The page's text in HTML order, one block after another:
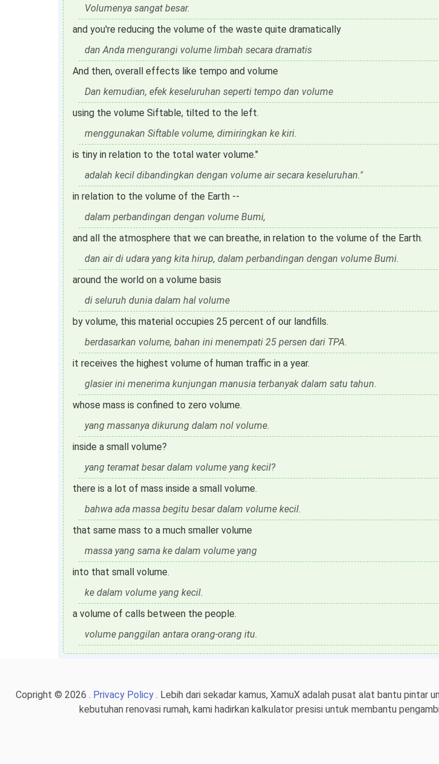
Volumenya sangat besar.
and you're reducing the volume of the waste quite dramatically
dan Anda mengurangi volume limbah secara dramatis
And then, overall effects like tempo and volume
Dan kemudian, efek keseluruhan seperti tempo dan volume
using the volume Siftable, tilted to the left.
menggunakan Siftable volume, dimiringkan ke kiri.
is tiny in relation to the total water volume."
adalah kecil dibandingkan dengan volume air secara keseluruhan."
in relation to the volume of the Earth --
dalam perbandingan dengan volume Bumi,
and all the atmosphere that we can breathe, in relation to the volume of the Earth.
dan air di udara yang kita hirup, dalam perbandingan dengan volume Bumi.
around the world on a volume basis
di seluruh dunia dalam hal volume
by volume, this material occupies 25 percent of our landfills.
berdasarkan volume, bahan ini menempati 25 persen dari TPA.
it receives the highest volume of human traffic in a year.
glasier ini menerima kunjungan manusia terbanyak dalam satu tahun.
whose mass is confined to zero volume.
yang massanya dikurung dalam nol volume.
inside a small volume?
yang teramat besar dalam volume yang kecil?
there is a lot of mass inside a small volume.
bahwa ada massa begitu besar dalam volume kecil.
that same mass to a much smaller volume
massa yang sama ke dalam volume yang
into that small volume.
ke dalam volume yang kecil.
a volume of calls between the people.
volume panggilan antara orang-orang itu.
Copright © 2026 . Privacy Policy. Lebih dari sekadar kamus, XamuX adalah pusat alat bantu pintar
kebutuhan renovasi rumah, kami hadirkan kalkulator presisi untuk membantu